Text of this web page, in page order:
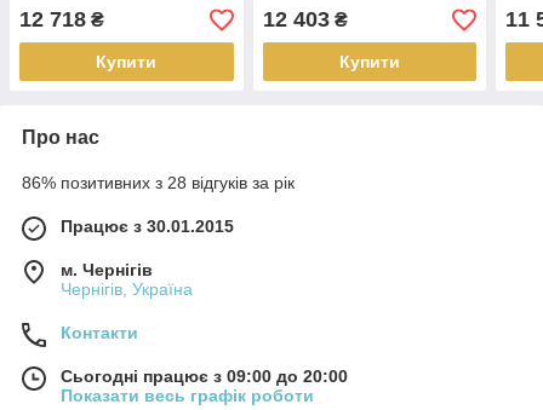
12 718 ₴
Купити
12 403₴
Купити
11
Про нас
86% позитивних з 28 відгуків за рік
Працює з 30.01.2015
м. Чернігів
Чернігів, Україна
Контакти
Сьогодні працює з 09:00 до 20:00
Показати весь графік роботи